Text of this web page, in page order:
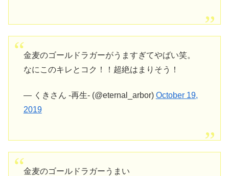
金麦のゴールドラガーがうますぎてやばい笑。
なにこのキレとコク！！超絶はまりそう！
— くきさん -再生- (@eternal_arbor) October 19,
2019
金麦のゴールドラガーうまい